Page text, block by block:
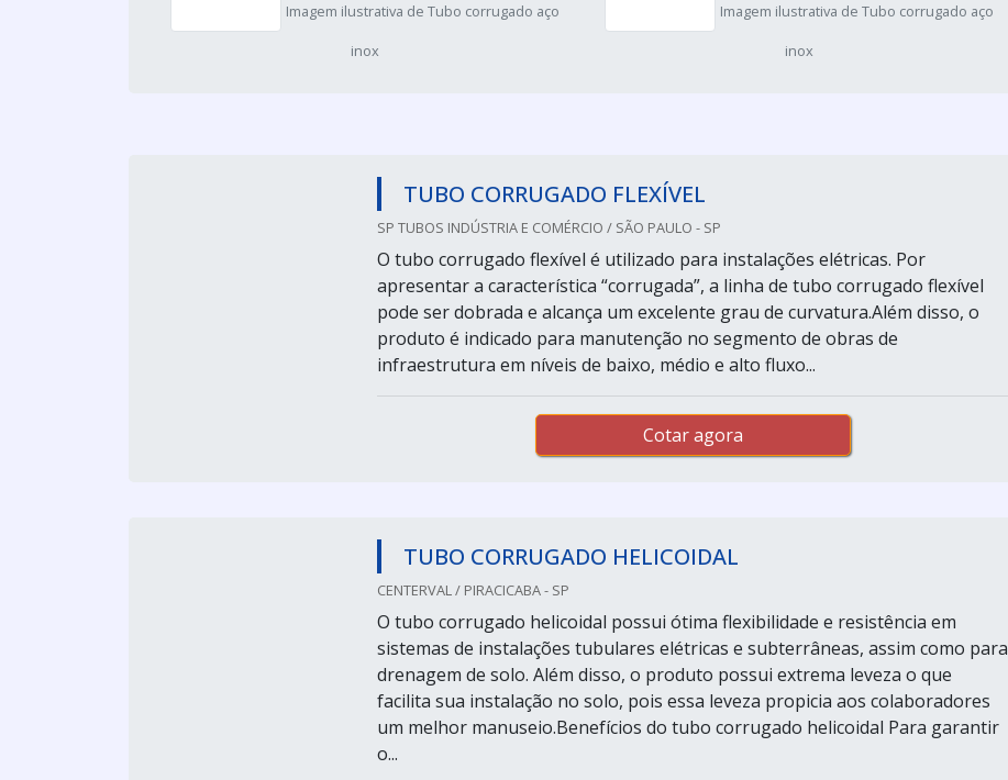
Imagem ilustrativa de Tubo corrugado aço
inox
Imagem ilustrativa de Tubo corrugado aço
inox
TUBO CORRUGADO FLEXÍVEL
SP TUBOS INDÚSTRIA E COMÉRCIO / SÃO PAULO - SP
O tubo corrugado flexível é utilizado para instalações elétricas. Por
apresentar a característica “corrugada”, a linha de tubo corrugado flexível
pode ser dobrada e alcança um excelente grau de curvatura.Além disso, o
produto é indicado para manutenção no segmento de obras de
infraestrutura em níveis de baixo, médio e alto fluxo...
Cotar agora
TUBO CORRUGADO HELICOIDAL
CENTERVAL / PIRACICABA - SP
O tubo corrugado helicoidal possui ótima flexibilidade e resistência em
sistemas de instalações tubulares elétricas e subterrâneas, assim como para
drenagem de solo. Além disso, o produto possui extrema leveza o que
facilita sua instalação no solo, pois essa leveza propicia aos colaboradores
um melhor manuseio.Benefícios do tubo corrugado helicoidal Para garantir
o...